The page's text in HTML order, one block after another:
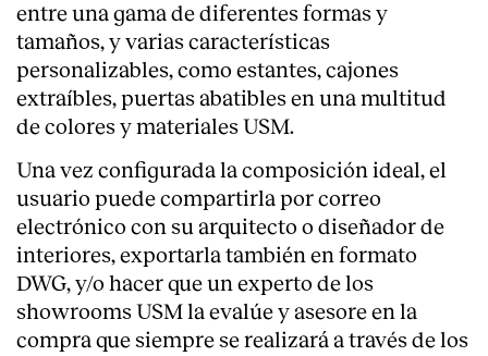
Servicios
entre una gama de diferentes formas y
tamaños, y varias características
personalizables, como estantes, cajones
extraíbles, puertas abatibles en una multitud
de colores y materiales USM.
Una vez configurada la composición ideal, el
usuario puede compartirla por correo
electrónico con su arquitecto o diseñador de
interiores, exportarla también en formato
DWG, y/o hacer que un experto de los
showrooms USM la evalúe y asesore en la
compra que siempre se realizará a través de los